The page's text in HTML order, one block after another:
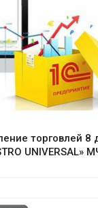
проект
торговлей 8
UNIVERSAL»